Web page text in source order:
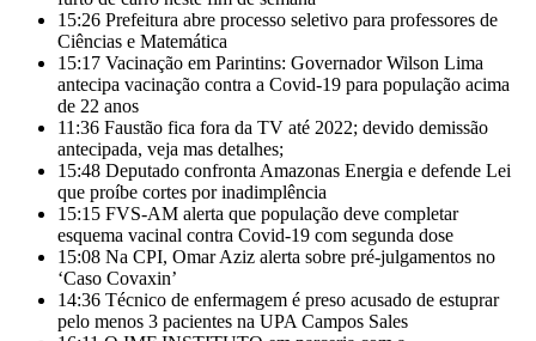
15:26 Prefeitura abre processo seletivo para professores de
Ciências e Matemática
15:17 Vacinação em Parintins: Governador Wilson Lima
antecipa vacinação contra a Covid-19 para população acima
de 22 anos
11:36 Faustão fica fora da TV até 2022; devido demissão
antecipada, veja mas detalhes;
15:48 Deputado confronta Amazonas Energia e defende Lei
que proíbe cortes por inadimplência
15:15 FVS-AM alerta que população deve completar
esquema vacinal contra Covid-19 com segunda dose
15:08 Na CPI, Omar Aziz alerta sobre pré-julgamentos no
‘Caso Covaxin’
14:36 Técnico de enfermagem é preso acusado de estuprar
pelo menos 3 pacientes na UPA Campos Sales